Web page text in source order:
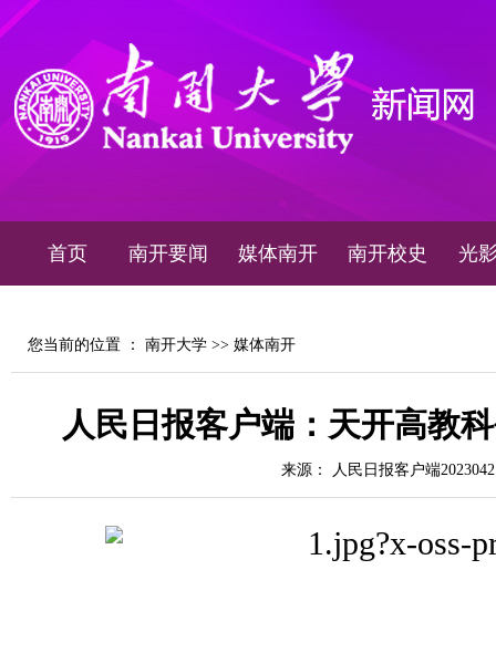
首页 南开要闻 媒体南开 南开校史 光
您当前的位置 ： 南开大学 >> 媒体南开
人民日报客户端：天开高教
来源： 人民日报客户端